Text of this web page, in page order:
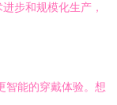
步和规模化生产，
智能的穿戴体验。想